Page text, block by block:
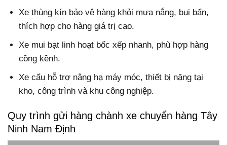
Xe thùng kín bảo vệ hàng khỏi mưa nắng, bụi bẩn,
thích hợp cho hàng giá trị cao.
Xe mui bạt linh hoạt bốc xếp nhanh, phù hợp hàng
cồng kềnh.
Xe cẩu hỗ trợ nâng hạ máy móc, thiết bị nặng tại
kho, công trình và khu công nghiệp.
Quy trình gửi hàng chành xe chuyển hàng Tây
Ninh Nam Định